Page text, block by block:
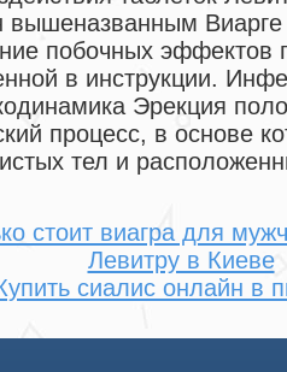
вышеназванным
побочных эффектов
в инструкции.
Эрекция
процесс, в основе
тел и
стоит виагра для
Левитру в Киеве
сиалис онлайн в